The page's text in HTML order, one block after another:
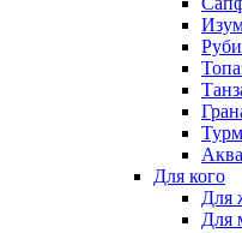
Для кого
Для
Для